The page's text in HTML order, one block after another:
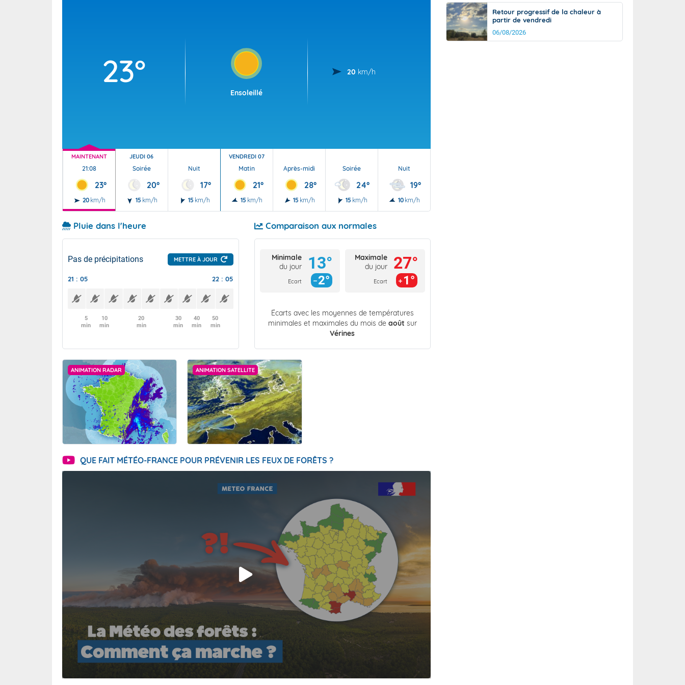
23°
Ensoleillé
20 km/h
MAINTENANT
21:08
23°
20 km/h
JEUDI 06
Soirée
20°
15 km/h
Nuit
17°
15 km/h
VENDREDI 07
Matin
21°
15 km/h
Après-midi
28°
15 km/h
Soirée
24°
15 km/h
Nuit
19°
10 km/h
Pluie dans l'heure
Pas de précipitations METTRE À JOUR
21 : 05 22 : 05
5
min
10
min
20
min
30
min
40
min
50
min
Comparaison aux normales
Minimale
du jour
Ecart
13°
2°
Maximale
du jour
Ecart
27°
1°
Écarts avec les moyennes de températures
minimales et maximales du mois de août sur
Vérines
ANIMATION RADAR ANIMATION SATELLITE
QUE FAIT MÉTÉO-FRANCE POUR PRÉVENIR LES FEUX DE FORÊTS ?
Retour progressif de la chaleur à
partir de vendredi
06/08/2026